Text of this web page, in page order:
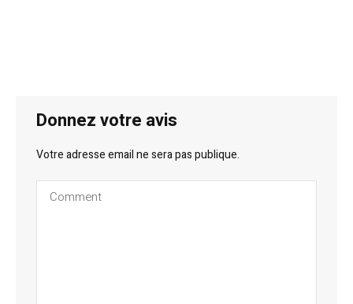
Donnez votre avis
Votre adresse email ne sera pas publique.